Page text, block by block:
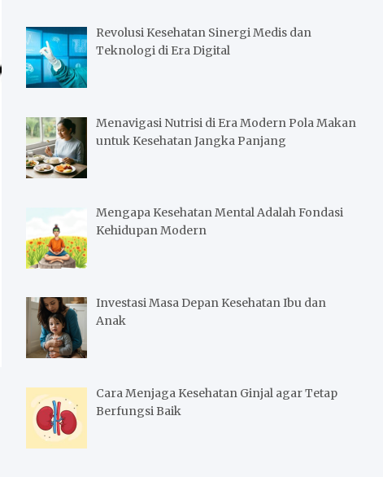
c
h
Revolusi Kesehatan Sinergi Medis dan
Teknologi di Era Digital
Menavigasi Nutrisi di Era Modern Pola Makan
untuk Kesehatan Jangka Panjang
Mengapa Kesehatan Mental Adalah Fondasi
Kehidupan Modern
Investasi Masa Depan Kesehatan Ibu dan
Anak
Cara Menjaga Kesehatan Ginjal agar Tetap
Berfungsi Baik